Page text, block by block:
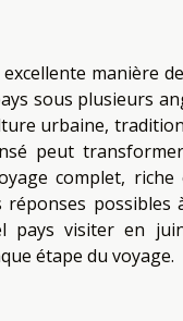
excellente manière
sous plusieurs
urbaine,
peut
complet,
possibles
pays visiter en
étape du voyage.